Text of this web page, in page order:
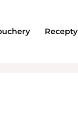
Recepty